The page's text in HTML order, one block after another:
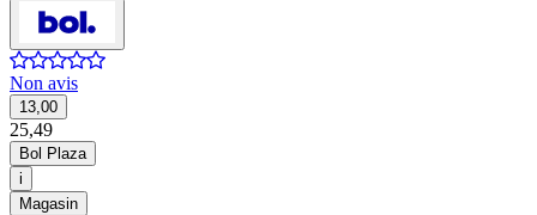
Non avis
13,00
25,49
Bol Plaza
i
Magasin